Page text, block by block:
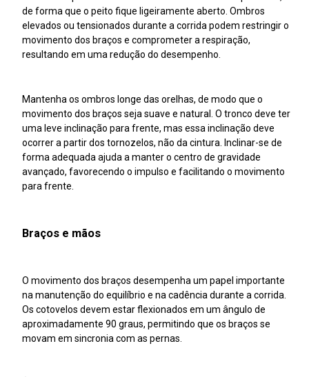
de forma que o peito fique ligeiramente aberto. Ombros
elevados ou tensionados durante a corrida podem restringir o
movimento dos braços e comprometer a respiração,
resultando em uma redução do desempenho.
Mantenha os ombros longe das orelhas, de modo que o
movimento dos braços seja suave e natural. O tronco deve ter
uma leve inclinação para frente, mas essa inclinação deve
ocorrer a partir dos tornozelos, não da cintura. Inclinar-se de
forma adequada ajuda a manter o centro de gravidade
avançado, favorecendo o impulso e facilitando o movimento
para frente.
Braços e mãos
O movimento dos braços desempenha um papel importante
na manutenção do equilíbrio e na cadência durante a corrida.
Os cotovelos devem estar flexionados em um ângulo de
aproximadamente 90 graus, permitindo que os braços se
movam em sincronia com as pernas.